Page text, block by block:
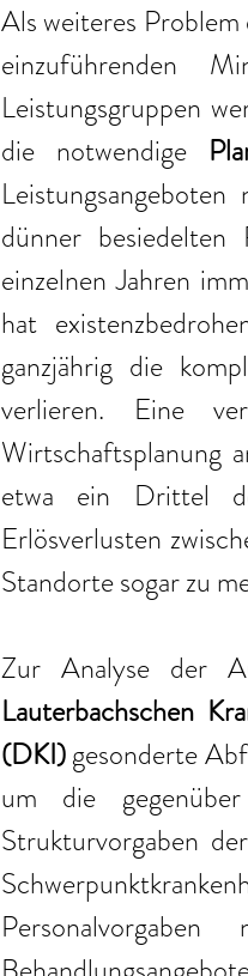
Als weiteres
einzuführenden
Leistungsgruppen
die notwendige
dünner
einzelnen Jahren
hat
ganzjährig die
verlieren. Eine
Wirtschaftsplanung
etwa ein Drittel
Erlösverlusten
Standorte sogar zu
Lauterbachschen
(DKI) gesonderte
um die
Strukturvorgaben